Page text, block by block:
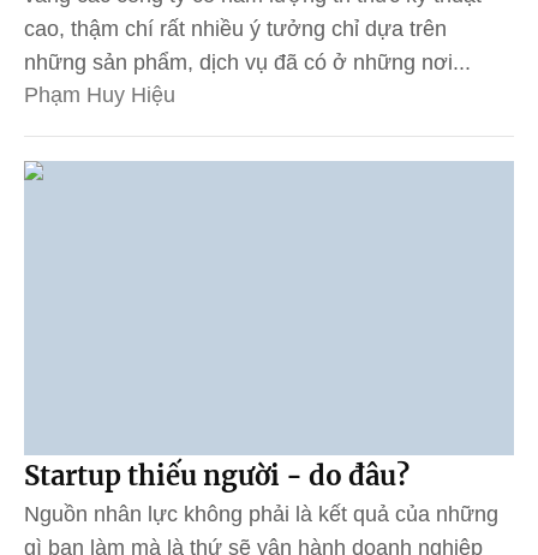
cao, thậm chí rất nhiều ý tưởng chỉ dựa trên
những sản phẩm, dịch vụ đã có ở những nơi...
Phạm Huy Hiệu
Startup thiếu người - do đâu?
Nguồn nhân lực không phải là kết quả của những
gì bạn làm mà là thứ sẽ vận hành doanh nghiệp